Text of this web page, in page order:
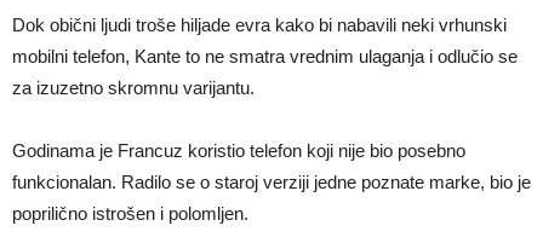
Dok obični ljudi troše hiljade evra kako bi nabavili neki vrhunski
mobilni telefon, Kante to ne smatra vrednim ulaganja i odlučio se
za izuzetno skromnu varijantu.
Godinama je Francuz koristio telefon koji nije bio posebno
funkcionalan. Radilo se o staroj verziji jedne poznate marke, bio je
poprilično istrošen i polomljen.